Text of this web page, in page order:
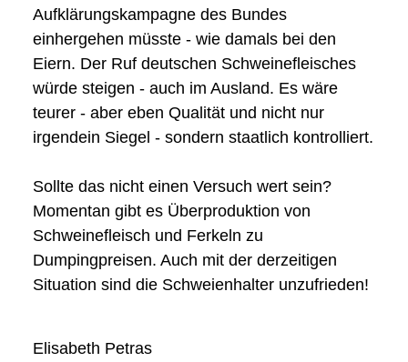
Aufklärungskampagne des Bundes
einhergehen müsste - wie damals bei den
Eiern. Der Ruf deutschen Schweinefleisches
würde steigen - auch im Ausland. Es wäre
teurer - aber eben Qualität und nicht nur
irgendein Siegel - sondern staatlich kontrolliert.
Sollte das nicht einen Versuch wert sein?
Momentan gibt es Überproduktion von
Schweinefleisch und Ferkeln zu
Dumpingpreisen. Auch mit der derzeitigen
Situation sind die Schweienhalter unzufrieden!
Elisabeth